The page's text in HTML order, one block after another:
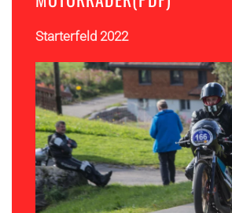
Starterfeld 2022